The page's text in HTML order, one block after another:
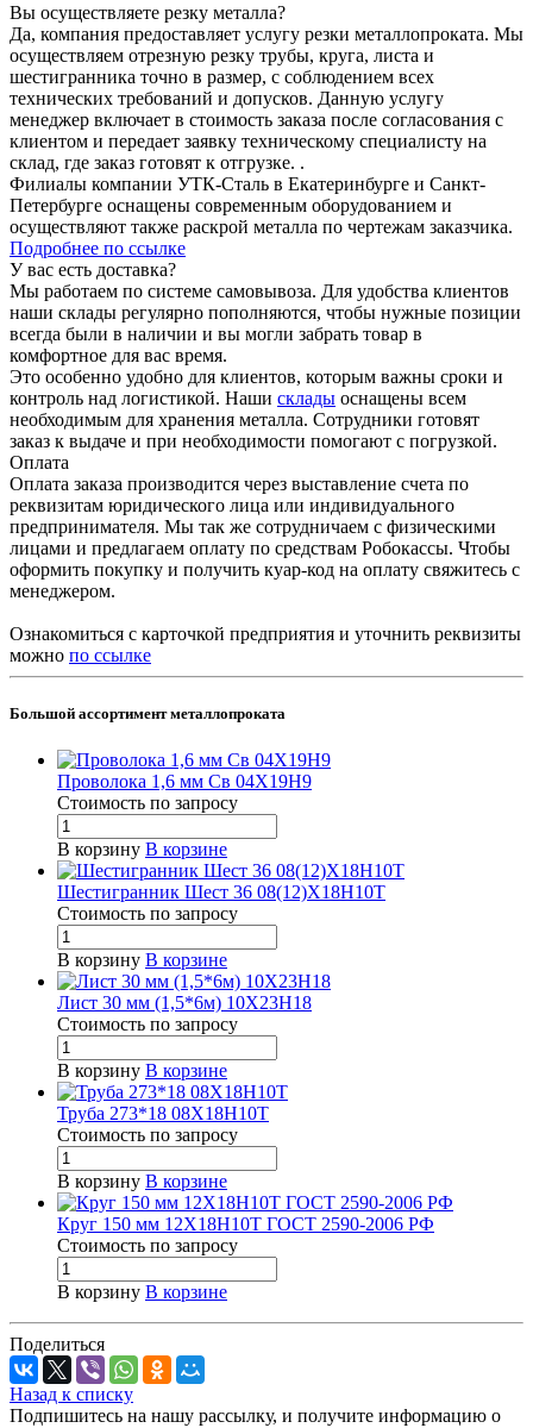
Вы осуществляете резку металла?
Да, компания предоставляет услугу резки металлопроката. Мы
осуществляем отрезную резку трубы, круга, листа и
шестигранника точно в размер, с соблюдением всех
технических требований и допусков. Данную услугу
менеджер включает в стоимость заказа после согласования с
клиентом и передает заявку техническому специалисту на
склад, где заказ готовят к отгрузке. .
Филиалы компании УТК-Сталь в Екатеринбурге и Санкт-
Петербурге оснащены современным оборудованием и
осуществляют также раскрой металла по чертежам заказчика.
Подробнее по ссылке
У вас есть доставка?
Мы работаем по системе самовывоза. Для удобства клиентов
наши склады регулярно пополняются, чтобы нужные позиции
всегда были в наличии и вы могли забрать товар в
комфортное для вас время.
Это особенно удобно для клиентов, которым важны сроки и
контроль над логистикой. Наши склады оснащены всем
необходимым для хранения металла. Сотрудники готовят
заказ к выдаче и при необходимости помогают с погрузкой.
Оплата
Оплата заказа производится через выставление счета по
реквизитам юридического лица или индивидуального
предпринимателя. Мы так же сотрудничаем с физическими
лицами и предлагаем оплату по средствам Робокассы. Чтобы
оформить покупку и получить куар-код на оплату свяжитесь с
менеджером.
Ознакомиться с карточкой предприятия и уточнить реквизиты
можно по ссылке
Большой ассортимент металлопроката
Проволока 1,6 мм Св 04Х19Н9
Стоимость по запросу
В корзину В корзине
Шестигранник Шест 36 08(12)Х18Н10Т
Стоимость по запросу
В корзину В корзине
Лист 30 мм (1,5*6м) 10Х23Н18
Стоимость по запросу
В корзину В корзине
Труба 273*18 08Х18Н10Т
Стоимость по запросу
В корзину В корзине
Круг 150 мм 12Х18Н10Т ГОСТ 2590-2006 РФ
Стоимость по запросу
В корзину В корзине
Поделиться
Назад к списку
Подпишитесь на нашу рассылку, и получите информацию о